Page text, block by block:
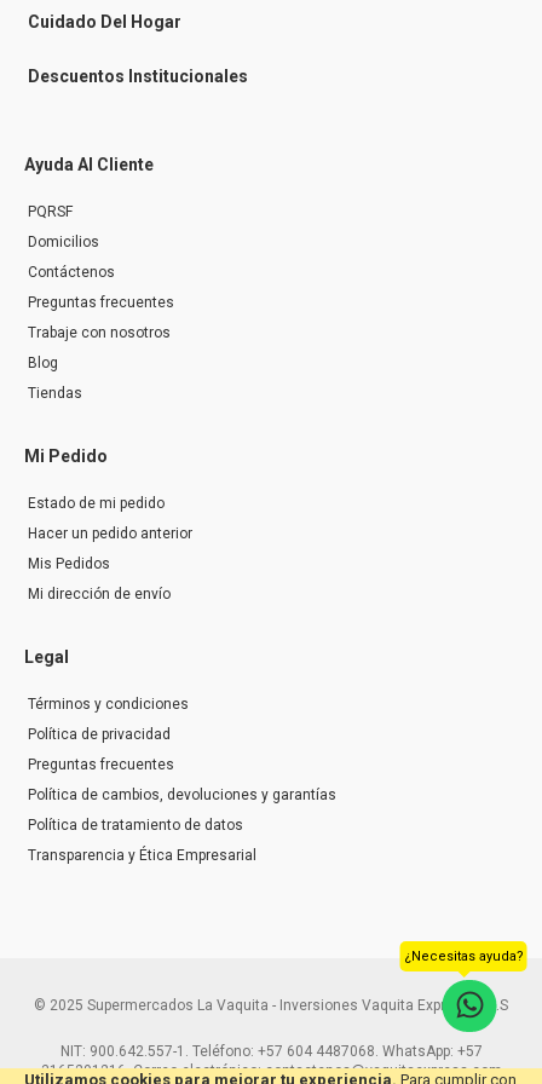
Utilizamos cookies para mejorar tu experiencia. Para cumplir con
r
Cuidado Del Hogar
Descuentos Institucionales
Ayuda Al Cliente
PQRSF
Domicilios
Contáctenos
Preguntas frecuentes
Trabaje con nosotros
Blog
Tiendas
Mi Pedido
Estado de mi pedido
Hacer un pedido anterior
Mis Pedidos
Mi dirección de envío
Legal
Términos y condiciones
Política de privacidad
Preguntas frecuentes
Política de cambios, devoluciones y garantías
Política de tratamiento de datos
Transparencia y Ética Empresarial
© 2025 Supermercados La Vaquita - Inversiones Vaquita Express S.A.S
NIT: 900.642.557-1. Teléfono: +57 604 4487068. WhatsApp: +57
3165291216. Correo electrónico: contactenos@vaquitaexpress.com
¿Necesitas ayuda?